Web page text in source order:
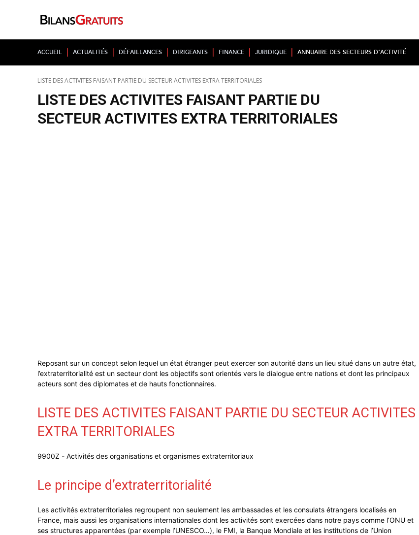
Accueil Actualités Défaillances Dirigeants Finance Juridique Annuaire des secteurs d’activité
LISTE DES ACTIVITES FAISANT PARTIE DU SECTEUR ACTIVITES EXTRA TERRITORIALES
LISTE DES ACTIVITES FAISANT PARTIE DU
SECTEUR ACTIVITES EXTRA TERRITORIALES
Reposant sur un concept selon lequel un état étranger peut exercer son autorité dans un lieu situé dans un autre état,
l’extraterritorialité est un secteur dont les objectifs sont orientés vers le dialogue entre nations et dont les principaux
acteurs sont des diplomates et de hauts fonctionnaires.
LISTE DES ACTIVITES FAISANT PARTIE DU SECTEUR ACTIVITES
EXTRA TERRITORIALES
9900Z - Activités des organisations et organismes extraterritoriaux
Le principe d’extraterritorialité
Les activités extraterritoriales regroupent non seulement les ambassades et les consulats étrangers localisés en
France, mais aussi les organisations internationales dont les activités sont exercées dans notre pays comme l’ONU et
ses structures apparentées (par exemple l’UNESCO…), le FMI, la Banque Mondiale et les institutions de l’Union